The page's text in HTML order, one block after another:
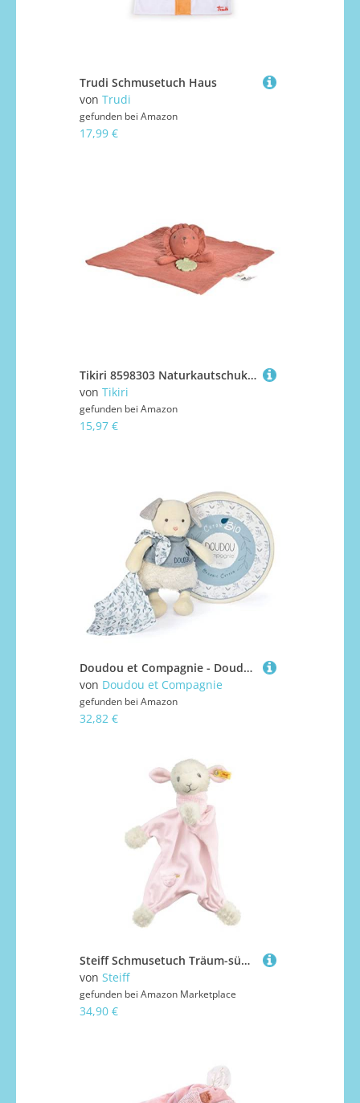
Trudi Schmusetuch Haus
von Trudi
gefunden bei Amazon
17,99 €
Tikiri 8598303 Naturkautschuk Schmusetuch Löwe, Schnuffeltuch für Babys und Kinder ab 0+ Monaten, 30cm
von Tikiri
gefunden bei Amazon
15,97 €
Doudou et Compagnie - Doudou Dog - Schmusetuch Bio - Blau - 22 cm - DOUDOU Botanic Bio - DC3964
von Doudou et Compagnie
gefunden bei Amazon
32,82 €
Steiff Schmusetuch Träum-süß-Lamm, Süßes Stofftier, Jungen, Mädchen & Babys ab 0 Monaten, Plüschtier 30 cm, Rosa, 239632
von Steiff
gefunden bei Amazon Marketplace
34,90 €